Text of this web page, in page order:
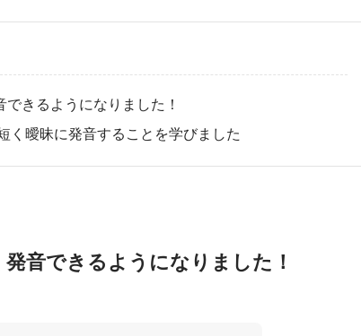
きるようになりました！
く曖昧に発音することを学びました
音できるようになりました！